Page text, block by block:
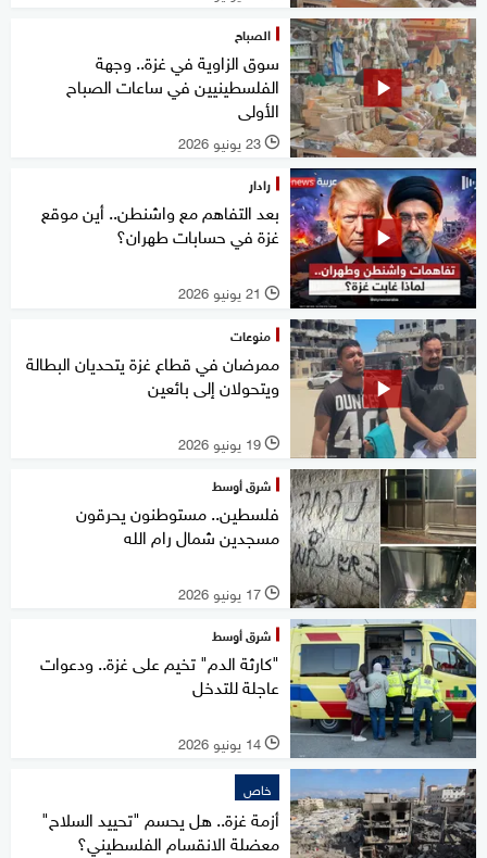
الصباح
سوق الزاوية في غزة.. وجهة
الفلسطينيين في ساعات الصباح
الأولى
l 23 يونيو 2026
رادار
بعد التفاهم مع واشنطن.. أين موقع
غزة في حسابات طهران؟
l 21 يونيو 2026
منوعات
ممرضان في قطاع غزة يتحديان البطالة
ويتحولان إلى بائعين
l 19 يونيو 2026
شرق أوسط
فلسطين.. مستوطنون يحرقون
مسجدين شمال رام الله
l 17 يونيو 2026
شرق أوسط
"كارثة الدم" تخيم على غزة.. ودعوات
عاجلة للتدخل
l 14 يونيو 2026
خاص
أزمة غزة.. هل يحسم "تحييد السلاح"
معضلة الانقسام الفلسطيني؟